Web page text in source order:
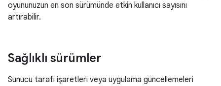
oyununuzun en son sürümünde etkin kullanıcı sayısını
artırabilir.
Sağlıklı sürümler
Sunucu tarafı işaretleri veya uygulama güncellemeleri